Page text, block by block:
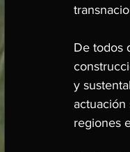
De todos
y
actuación
regiones